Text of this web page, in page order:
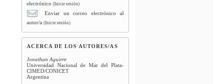
electrónico(Inicie sesión)
Enviar un correo electrónico al
autor/a(Inicie sesión)
ACERCA DE LOS AUTORES/AS
Jonathan Aguirre
Universidad Nacional de Mar del Plata-
CIMED/CONICET
Argentina